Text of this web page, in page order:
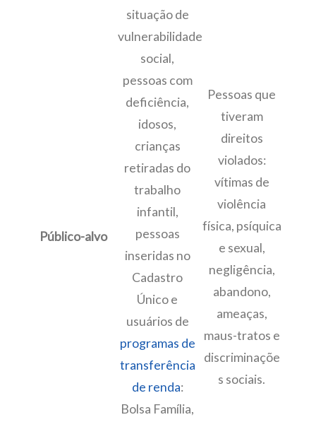
Público-alvo
situação de
vulnerabilidade
social,
pessoas com
deficiência,
idosos,
crianças
retiradas do
trabalho
infantil,
pessoas
inseridas no
Cadastro
Único e
usuários de
programas de
transferência
de renda:
Bolsa Família,
Pessoas que
tiveram
direitos
violados:
vítimas de
violência
física, psíquica
e sexual,
negligência,
abandono,
ameaças,
maus-tratos e
discriminaçõe
s sociais.